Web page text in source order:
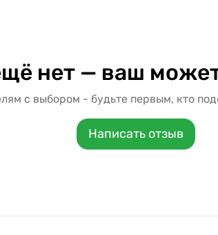
нет — ваш
с выбором - будьте первым, кто
Написать отзыв